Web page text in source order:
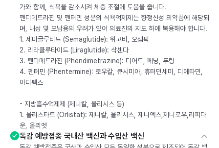
가와 함께, 식욕을 감소시켜 체중 조절에 도움을 줍니다.
펜디메트라진 및 펜터민 성분의 식욕억제제는 향정신성 의약품에 해당되
며, 내성 및 오남용의 우려가 있어 의료진의 지도 하에 복용해야 합니다.
1. 세마글루티드 (Semaglutide): 위고비, 오젬픽
2. 리라클루타이드 (Liraglutide): 삭센다
3. 펜디메트라진 (Phendimetrazine): 디어트, 페닝, 푸링
4. 펜터민 (Phentermine): 로우칼, 큐시미아, 휴터민세미, 디에타민,
아디펙스
- 지방흡수억제제 (제니칼, 올리시스 등)
1. 올리스타트 (Orlistat): 제니칼, 올리시스, 제니엑스,제니로우,리피다
운, 올리엣
독감 예방접종 국내산 백신과 수입산 백신